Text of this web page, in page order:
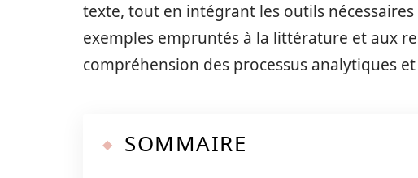
texte, tout en intégrant les outils
exemples empruntés à la littérature et aux
compréhension des processus analytiques
SOMMAIRE